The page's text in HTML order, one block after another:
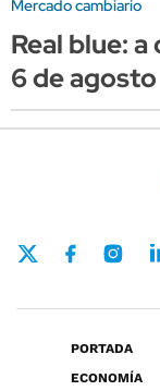
Mercado cambiario
Real blue:
6 de agosto
PORTADA
ECONOMÍA